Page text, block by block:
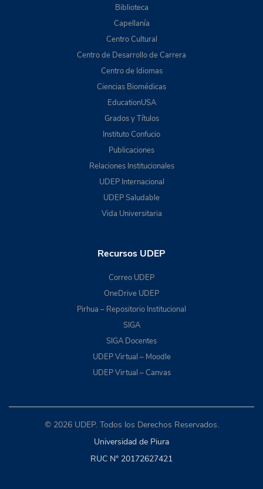
Biblioteca
Capellanía
Centro Cultural
Centro de Desarrollo de Carrera
Centro de Idiomas
Ciencias Biomédicas
EducationUSA
Grados y Títulos
Instituto Confucio
Publicaciones
Relaciones Institucionales
UDEP Internacional
UDEP Saludable
Vida Universitaria
Recursos UDEP
Correo UDEP
OneDrive UDEP
Pirhua – Repositorio Institucional
SIGA
SIGA Docentes
UDEP Virtual – Moodle
UDEP Virtual – Canvas
© 2026 UDEP. Todos los Derechos Reservados.
Universidad de Piura
RUC N° 20172627421